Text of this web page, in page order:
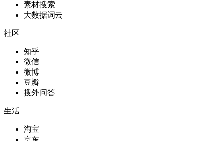
素材搜索
大数据词云
社区
知乎
微信
微博
豆瓣
搜外问答
生活
淘宝